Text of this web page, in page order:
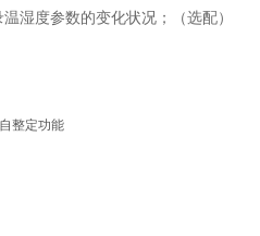
湿度参数的变化状况；（选配）
整定功能